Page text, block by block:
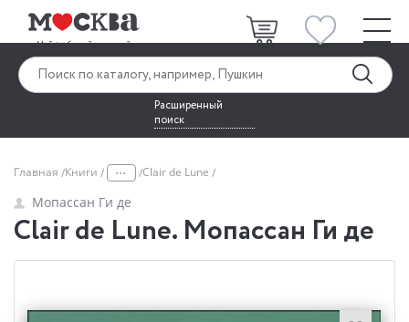
Расширенный
поиск
Главная Книги ... Clair de Lune
Мопассан Ги де
Clair de Lune. Мопассан Ги де